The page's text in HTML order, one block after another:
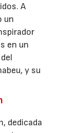
A
un
en un
y su
dedicada